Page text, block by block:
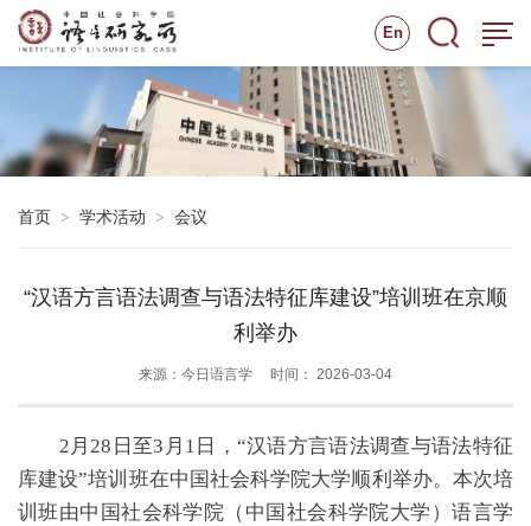
En
首页 > 学术活动 > 会议
“汉语方言语法调查与语法特征库建设”培训班在京顺
利举办
来源：今日语言学 时间： 2026-03-04
2月28日至3月1日，“汉语方言语法调查与语法特征
库建设”培训班在中国社会科学院大学顺利举办。本次培
训班由中国社会科学院（中国社会科学院大学）语言学